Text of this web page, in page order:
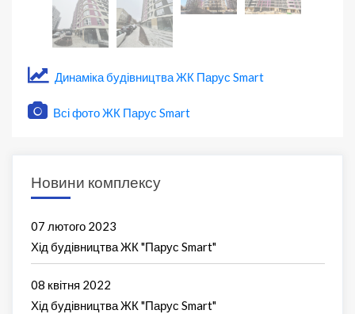
Динаміка будівництва ЖК Парус Smart
Всі фото ЖК Парус Smart
Новини комплексу
07 лютого 2023
Хід будівництва ЖК "Парус Smart"
08 квітня 2022
Хід будівництва ЖК "Парус Smart"